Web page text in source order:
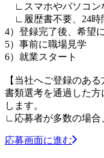
∟スマホやパソコン
∟履歴書不要、24時
4）登録完了後、希望
5）事前に職場見学
6）就業スタート
【当社へご登録のある
書類選考を通過した方
します。
∟応募者が多数の場合
応募画面に進む